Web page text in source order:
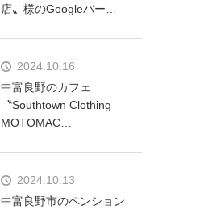
店〟様のGoogleバー…
2024.10.16
中富良野のカフェ
〝Southtown Clothing
MOTOMAC…
2024.10.13
中富良野市のペンション